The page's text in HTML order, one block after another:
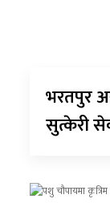
भरतपुर
सुत्केरी